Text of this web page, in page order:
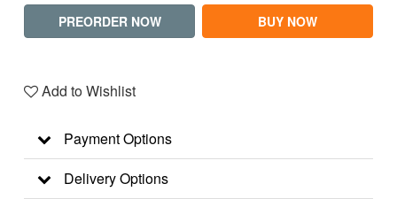
PREORDER NOW BUY NOW
Add to Wishlist
Payment Options
Delivery Options